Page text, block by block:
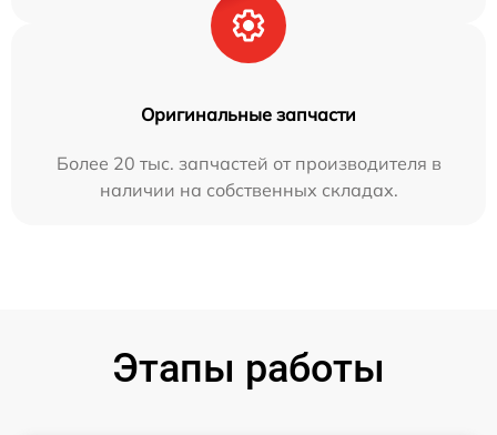
Оригинальные запчасти
Более 20 тыс. запчастей от производителя в
наличии на собственных складах.
Этапы работы